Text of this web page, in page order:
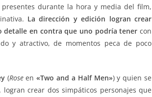
durante la hora y media del film,
La dirección y edición logran crear
detalle en contra que uno podría tener con
y atractivo, de momentos peca de poco
(Roseen«Two and a Half Men») y quien se
, logran crear dos simpáticos personajes que